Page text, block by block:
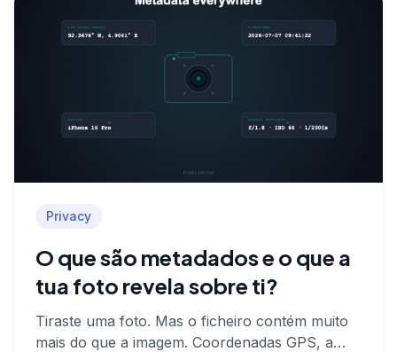
Privacy
O que são metadados e o que a
tua foto revela sobre ti?
Tiraste uma foto. Mas o ficheiro contém muito
mais do que a imagem. Coordenadas GPS, a